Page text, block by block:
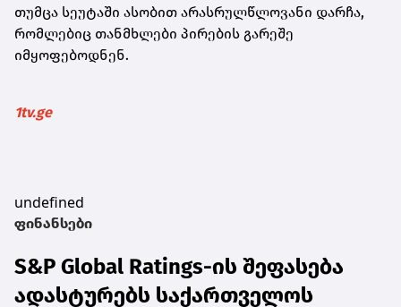
თუმცა სეუტაში ასობით არასრულწლოვანი დარჩა,
რომლებიც თანმხლები პირების გარეშე
იმყოფებოდნენ.
1tv.ge
undefined
ფინანსები
S&P Global Ratings-ის შეფასება
ადასტურებს საქართველოს